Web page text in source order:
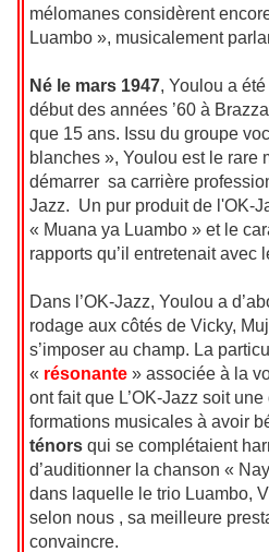
mélomanes considèrent
Luambo », musicalement
Né le mars 1947, Youlou a
début des années ’60 à
que 15 ans. Issu du groupe
blanches », Youlou est le rare
démarrer sa carrière
Jazz. Un pur produit de l'OK-
« Muana ya Luambo » et le
rapports qu’il entretenait avec
Dans l’OK-Jazz, Youlou a
rodage aux côtés de Vicky,
s’imposer au champ. La
« résonante » associée à la
ont fait que L’OK-Jazz soit
formations musicales à avoir
ténors qui se complétaient
d’auditionner la chanson «
dans laquelle le trio Luambo,
selon nous , sa meilleure
convaincre.